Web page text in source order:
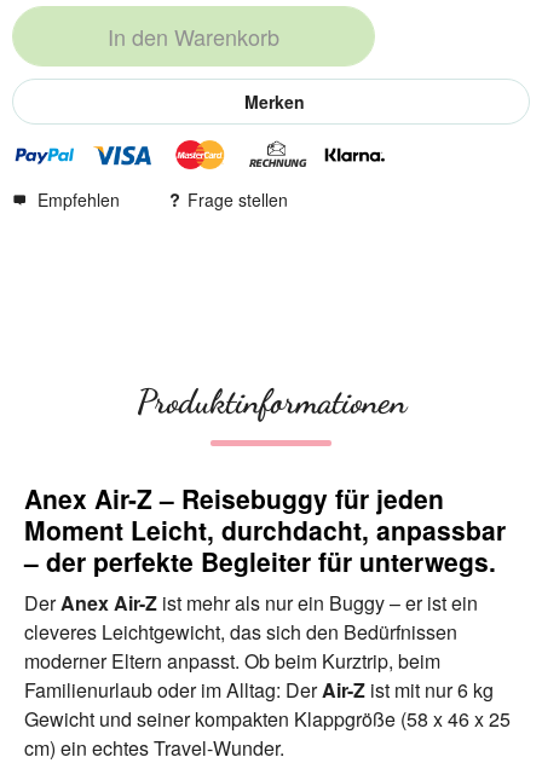
In den Warenkorb
Merken
Empfehlen Frage stellen
Produktinformationen
Anex Air-Z – Reisebuggy für jeden
Moment Leicht, durchdacht, anpassbar
– der perfekte Begleiter für unterwegs.
DerAnex Air-Z ist mehr als nur ein Buggy – er ist ein
cleveres Leichtgewicht, das sich den Bedürfnissen
moderner Eltern anpasst. Ob beim Kurztrip, beim
Familienurlaub oder im Alltag: DerAir-Z ist mit nur 6 kg
Gewicht und seiner kompakten Klappgröße (58 x 46 x 25
cm) ein echtes Travel-Wunder.